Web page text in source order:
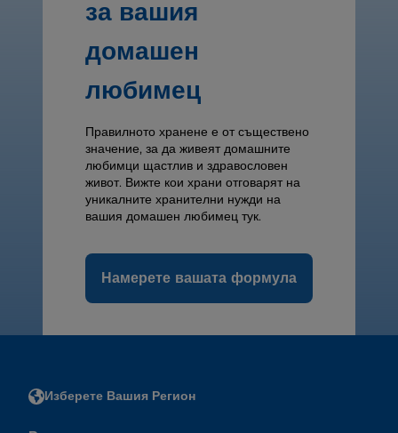
за вашия
домашен
любимец
Правилното хранене е от съществено
значение, за да живеят домашните
любимци щастлив и здравословен
живот. Вижте кои храни отговарят на
уникалните хранителни нужди на
вашия домашен любимец тук.
Намерете вашата формула
Изберете Вашия Регион